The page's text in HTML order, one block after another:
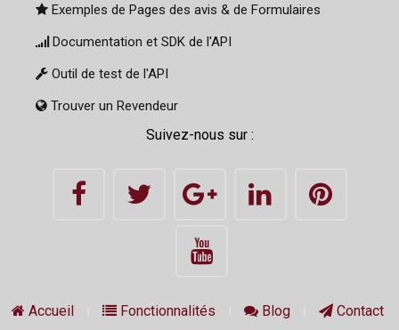
Exemples de Pages des avis & de Formulaires
Documentation et SDK de l'API
Outil de test de l'API
Trouver un Revendeur
Suivez-nous sur :
Accueil Fonctionnalités Blog Contact